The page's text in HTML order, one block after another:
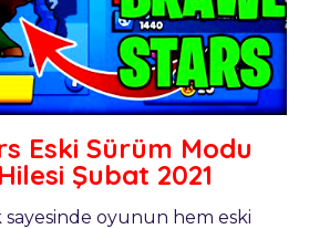
Eski Sürüm Modu
Şubat 2021
oyunun hem eski